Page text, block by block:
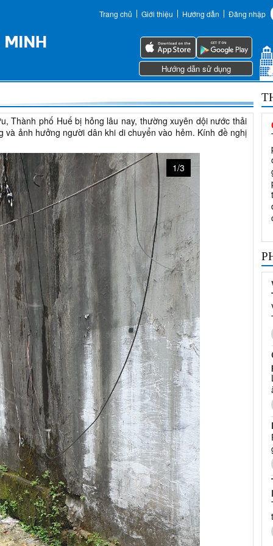
Trang chủ Giới thiệu Hướng dẫn Đăng nhập
Hướng dẫn sử dụng
Thành phố Huế bị hỏng lâu nay, thường xuyên dội nước thải
ảnh hưởng người dân khi di chuyển vào hẻm. Kính đề nghị
1/3